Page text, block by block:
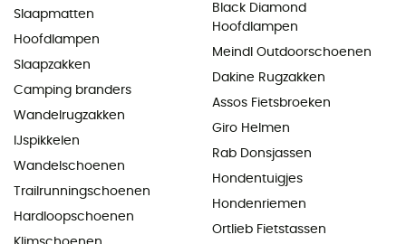
Slaapmatten
Hoofdlampen
Slaapzakken
Camping branders
Wandelrugzakken
IJspikkelen
Wandelschoenen
Trailrunningschoenen
Hardloopschoenen
Black Diamond
Hoofdlampen
Meindl Outdoorschoenen
Dakine Rugzakken
Assos Fietsbroeken
Giro Helmen
Rab Donsjassen
Hondentuigjes
Hondenriemen
Ortlieb Fietstassen